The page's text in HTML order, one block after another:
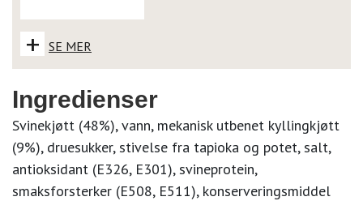
+ SE MER
Ingredienser
Svinekjøtt (48%), vann, mekanisk utbenet kyllingkjøtt
(9%), druesukker, stivelse fra tapioka og potet, salt,
antioksidant (E326, E301), svineprotein,
smaksforsterker (E508, E511), konserveringsmiddel